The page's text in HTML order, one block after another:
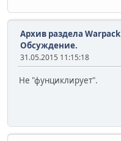
Архив раздела Warpack
Обсуждение.
31.05.2015 11:15:18
Не "фунциклирует".